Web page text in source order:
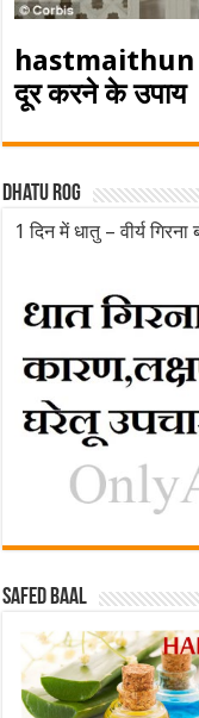
hastmaithun
दूर करने के उपाय
Dhatu rog
1 दिन में धातु – वीर्य गिरना
Safed baal